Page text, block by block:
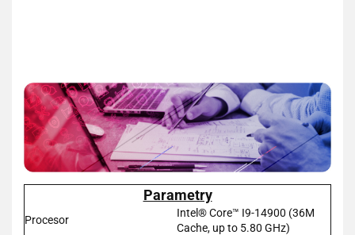
Parametry
Procesor
Intel® Core™ I9-14900 (36M
Cache, up to 5.80 GHz)